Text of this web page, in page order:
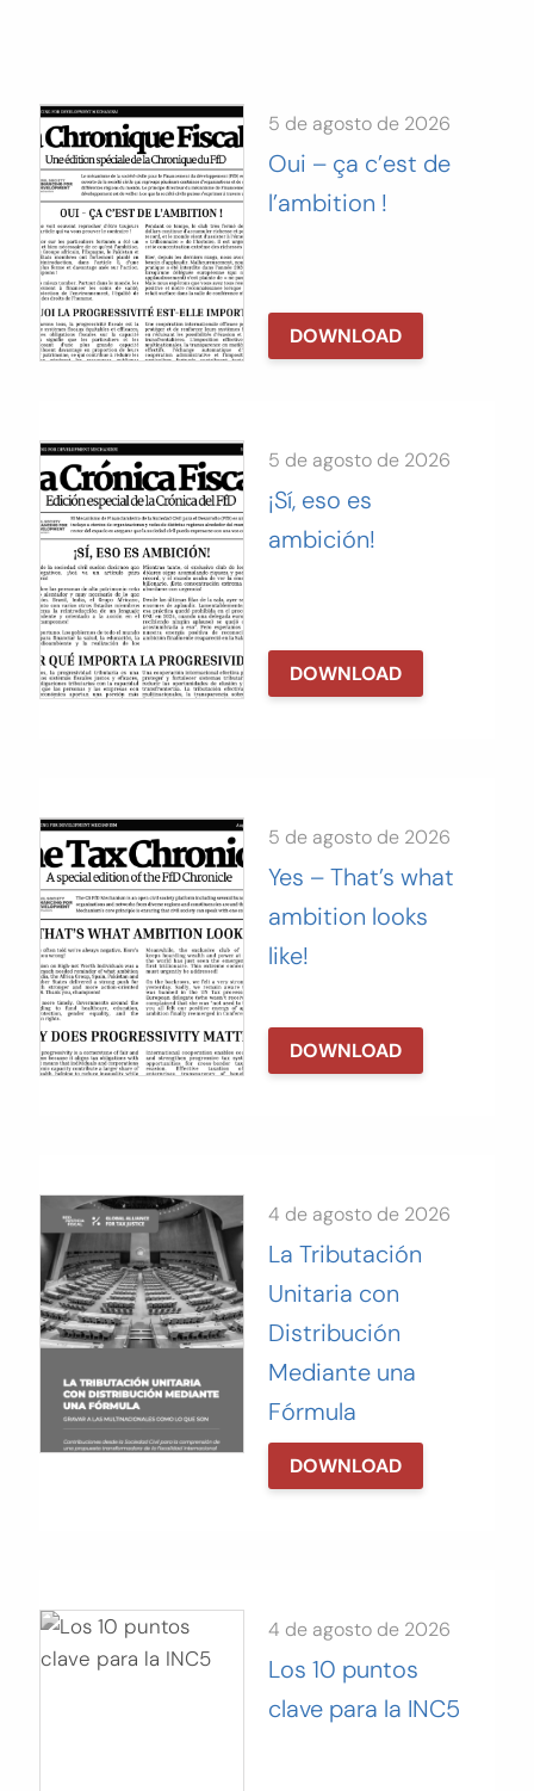
5 de agosto de 2026
Oui – ça c’est de
l’ambition !
DOWNLOAD
5 de agosto de 2026
¡Sí, eso es
ambición!
DOWNLOAD
5 de agosto de 2026
Yes – That’s what
ambition looks
like!
DOWNLOAD
4 de agosto de 2026
La Tributación
Unitaria con
Distribución
Mediante una
Fórmula
DOWNLOAD
4 de agosto de 2026
Los 10 puntos
clave para la INC5